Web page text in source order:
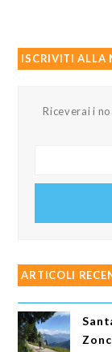
ISCRIVITI ALLA
Riceverai i
ARTICOLI